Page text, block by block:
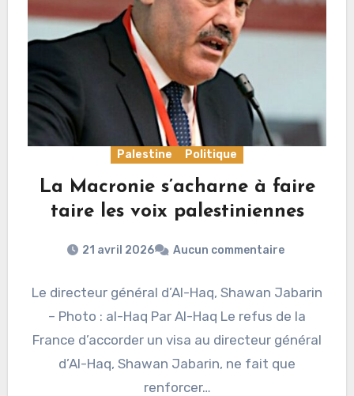
Palestine Politique
La Macronie s’acharne à faire
taire les voix palestiniennes
21 avril 2026 Aucun commentaire
Le directeur général d’Al-Haq, Shawan Jabarin
– Photo : al-Haq Par Al-Haq Le refus de la
France d’accorder un visa au directeur général
d’Al-Haq, Shawan Jabarin, ne fait que
renforcer…